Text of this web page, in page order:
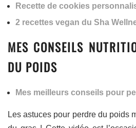
Recette de cookies
2 recettes vegan du Sha
MES CONSEILS
DU POIDS
Mes meilleurs conseils pour
Les astuces pour perdre du poids